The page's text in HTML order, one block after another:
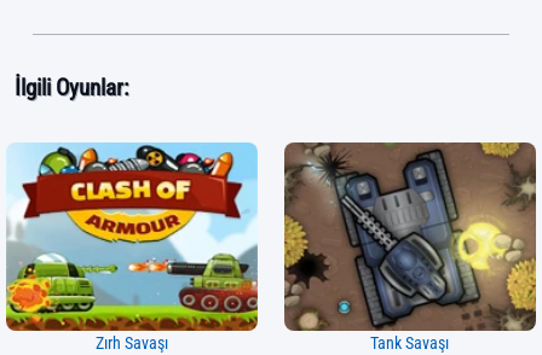
İlgili Oyunlar:
Zırh Savaşı Tank Savaşı